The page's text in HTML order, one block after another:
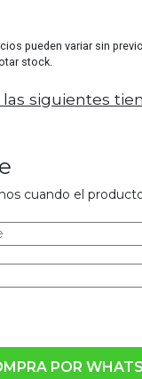
pueden variar sin
stock.
siguientes
cuando el
POR